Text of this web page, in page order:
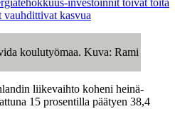
investoinnit toivat töitä
kasvua
koulutyömaa. Kuva: Rami
liikevaihto koheni heinä-
15 prosentilla päätyen 38,4